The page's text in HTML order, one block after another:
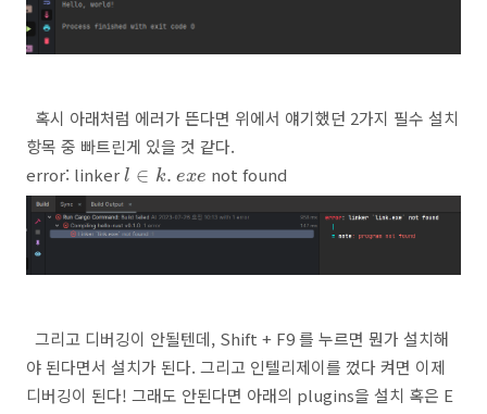
혹시 아래처럼 에러가 뜬다면 위에서 얘기했던 2가지 필수 설치
항목 중 빠트린게 있을 것 같다.
error: linker l ∈ k. exe
l ∈ k. xe not found
그리고 디버깅이 안될텐데, Shift + F9 를 누르면 뭔가 설치해
야 된다면서 설치가 된다. 그리고 인텔리제이를 껐다 켜면 이제
디버깅이 된다! 그래도 안된다면 아래의 plugins을 설치 혹은 E